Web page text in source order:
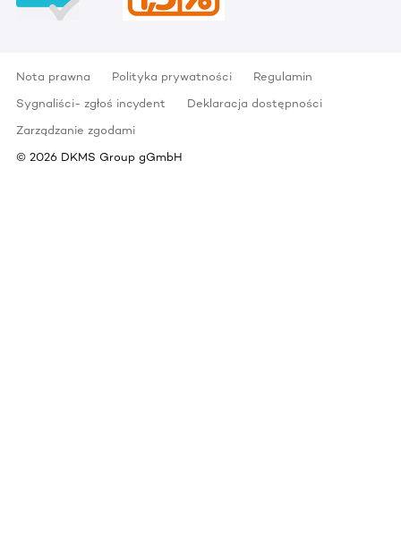
Nota prawna Polityka prywatności
Regulamin
Sygnaliści- zgłoś incydent
Deklaracja dostępności
Zarządzanie zgodami
© 2026 DKMS Group gGmbH